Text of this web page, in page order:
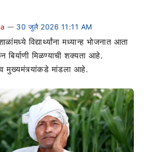
— 30 जुलै 2026 11:11 AM
विद्यार्थ्यांना मध्यान्ह भोजनात आता
मिळण्याची शक्यता आहे.
मुख्यमंत्र्यांकडे मांडला आहे.